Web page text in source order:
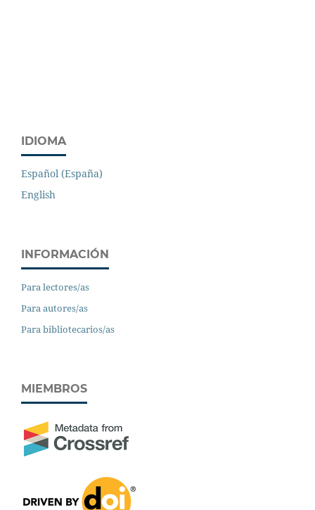
IDIOMA
Español (España)
English
INFORMACIÓN
Para lectores/as
Para autores/as
Para bibliotecarios/as
MIEMBROS